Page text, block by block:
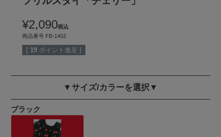
¥2,090税込
商品番号 FB-1402
[ 19 ポイント進呈 ]
▼サイズ/カラーを選択▼
ブラック